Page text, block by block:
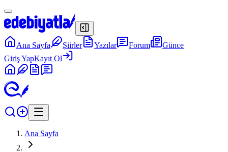
Ana Sayfa Şiirler Yazılar Forum
Günce
Giriş YapKayıt Ol
Ana Sayfa